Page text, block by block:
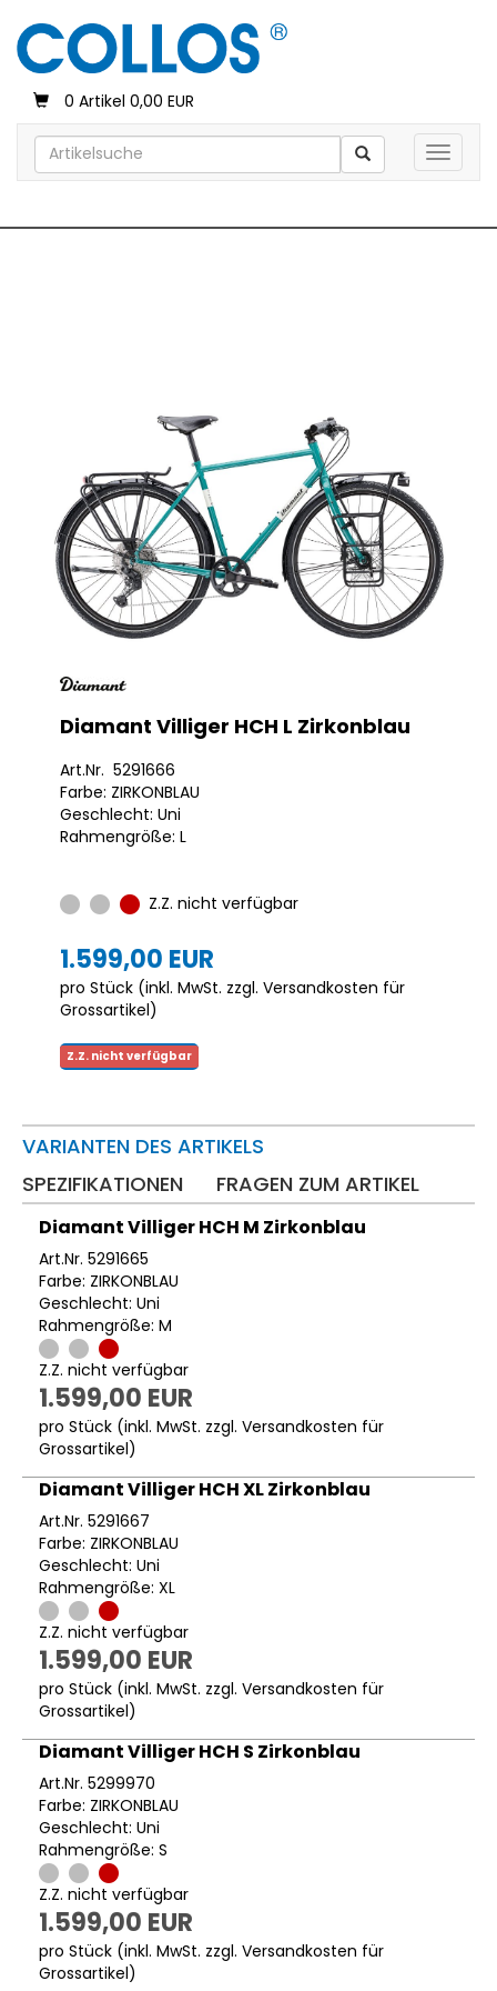
0 Artikel 0,00 EUR
Toggle
Diamant Villiger HCH L Zirkonblau
Art.Nr. 5291666
Farbe: ZIRKONBLAU
Geschlecht: Uni
Rahmengröße: L
Z.Z. nicht verfügbar
1.599,00 EUR
pro Stück (inkl. MwSt. zzgl. Versandkosten für
Grossartikel)
Z.Z. nicht verfügbar
VARIANTEN DES ARTIKELS
SPEZIFIKATIONEN
FRAGEN ZUM ARTIKEL
Diamant Villiger HCH M Zirkonblau
Art.Nr. 5291665
Farbe: ZIRKONBLAU
Geschlecht: Uni
Rahmengröße: M
Z.Z. nicht verfügbar
1.599,00 EUR
pro Stück (inkl. MwSt. zzgl. Versandkosten für
Grossartikel)
Diamant Villiger HCH XL Zirkonblau
Art.Nr. 5291667
Farbe: ZIRKONBLAU
Geschlecht: Uni
Rahmengröße: XL
Z.Z. nicht verfügbar
1.599,00 EUR
pro Stück (inkl. MwSt. zzgl. Versandkosten für
Grossartikel)
Diamant Villiger HCH S Zirkonblau
Art.Nr. 5299970
Farbe: ZIRKONBLAU
Geschlecht: Uni
Rahmengröße: S
Z.Z. nicht verfügbar
1.599,00 EUR
pro Stück (inkl. MwSt. zzgl. Versandkosten für
Grossartikel)